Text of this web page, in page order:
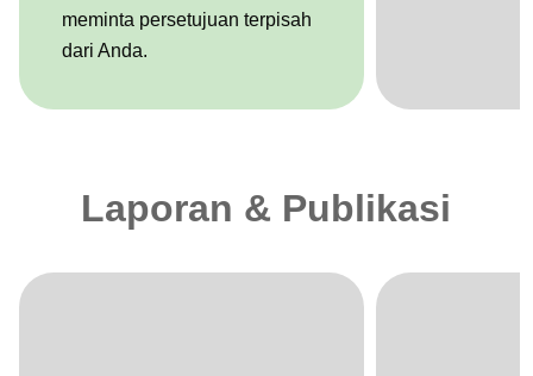
meminta persetujuan terpisah
dari Anda.
Laporan & Publikasi